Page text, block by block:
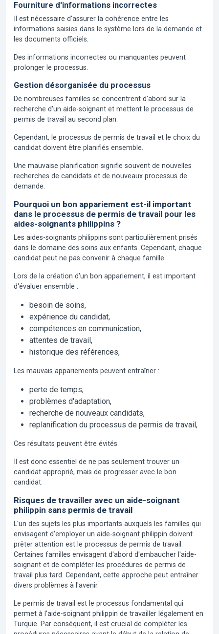
Fourniture d'informations incorrectes
Il est nécessaire d'assurer la cohérence entre les
informations saisies dans le système lors de la demande et
les documents officiels.
Des informations incorrectes ou manquantes peuvent
prolonger le processus.
Gestion désorganisée du processus
De nombreuses familles se concentrent d'abord sur la
recherche d'un aide-soignant et mettent le processus de
permis de travail au second plan.
Cependant, le processus de permis de travail et le choix du
candidat doivent être planifiés ensemble.
Une mauvaise planification signifie souvent de nouvelles
recherches de candidats et de nouveaux processus de
demande.
Pourquoi un bon appariement est-il important
dans le processus de permis de travail pour les
aides-soignants philippins ?
Les aides-soignants philippins sont particulièrement prisés
dans le domaine des soins aux enfants. Cependant, chaque
candidat peut ne pas convenir à chaque famille.
Lors de la création d'un bon appariement, il est important
d'évaluer ensemble :
besoin de soins,
expérience du candidat,
compétences en communication,
attentes de travail,
historique des références,
Les mauvais appariements peuvent entraîner :
perte de temps,
problèmes d'adaptation,
recherche de nouveaux candidats,
replanification du processus de permis de travail,
Ces résultats peuvent être évités.
Il est donc essentiel de ne pas seulement trouver un
candidat approprié, mais de progresser avec le bon
candidat.
Risques de travailler avec un aide-soignant
philippin sans permis de travail
L'un des sujets les plus importants auxquels les familles qui
envisagent d'employer un aide-soignant philippin doivent
prêter attention est le processus de permis de travail.
Certaines familles envisagent d'abord d'embaucher l'aide-
soignant et de compléter les procédures de permis de
travail plus tard. Cependant, cette approche peut entraîner
divers problèmes à l'avenir.
Le permis de travail est le processus fondamental qui
permet à l'aide-soignant philippin de travailler légalement en
Turquie. Par conséquent, il est crucial de compléter les